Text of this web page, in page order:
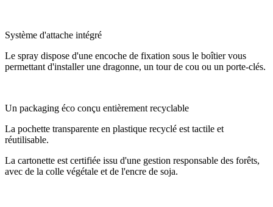
Système d'attache intégré
Le spray dispose d'une encoche de fixation sous le boîtier vous
permettant d'installer une dragonne, un tour de cou ou un porte-clés.
Un packaging éco conçu entièrement recyclable
La pochette transparente en plastique recyclé est tactile et
réutilisable.
La cartonette est certifiée issu d'une gestion responsable des forêts,
avec de la colle végétale et de l'encre de soja.